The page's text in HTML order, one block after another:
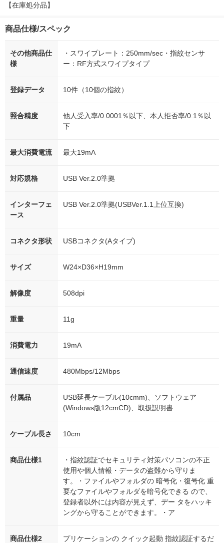
【在庫処分品】
商品仕様/スペック
その他商品仕
様
・スワイプレート：250mm/sec・指紋センサ
ー：RF方式スワイプタイプ
登録データ 10件（10個の指紋）
照合精度
他人受入率/0.0001％以下、本人拒否率/0.1％以
下
最大消費電流 最大19mA
対応規格 USB Ver.2.0準拠
インターフェ
ース
USB Ver.2.0準拠(USBVer.1.1上位互換)
コネクタ形状 USBコネクタ(Aタイプ)
サイズ W24×D36×H19mm
解像度 508dpi
重量 11g
消費電力 19mA
通信速度 480Mbps/12Mbps
付属品
USB延長ケーブル(10cmm)、ソフトウェア
(Windows版12cmCD)、取扱説明書
ケーブル長さ 10cm
商品仕様1
・指紋認証でセキュリティ対策パソコンの不正
使用や個人情報・データの盗難から守りま
す。・ファイルやフォルダの 暗号化・復号化 重
要なファイルやフォルダを暗号化できる ので、
登録者以外には内容が見えず、デー タをハッキ
ングから守ることができます。・ア
商品仕様2 プリケーションの クイック起動 指紋認証するだ